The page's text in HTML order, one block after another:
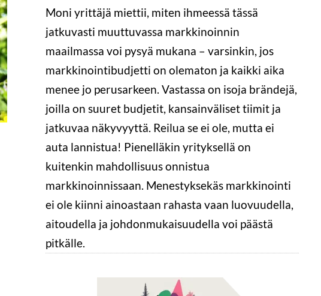
Moni yrittäjä miettii, miten ihmeessä tässä
jatkuvasti muuttuvassa markkinoinnin
maailmassa voi pysyä mukana – varsinkin, jos
markkinointibudjetti on olematon ja kaikki aika
menee jo perusarkeen. Vastassa on isoja brändejä,
joilla on suuret budjetit, kansainväliset tiimit ja
jatkuvaa näkyvyyttä. Reilua se ei ole, mutta ei
auta lannistua! Pienelläkin yrityksellä on
kuitenkin mahdollisuus onnistua
markkinoinnissaan. Menestyksekäs markkinointi
ei ole kiinni ainoastaan rahasta vaan luovuudella,
aitoudella ja johdonmukaisuudella voi päästä
pitkälle.